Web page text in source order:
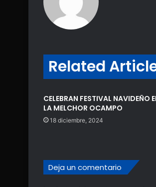
Related
CELEBRAN FESTIVAL NAVIDEÑO
LA MELCHOR OCAMPO
18 diciembre, 2024
Deja un comentario